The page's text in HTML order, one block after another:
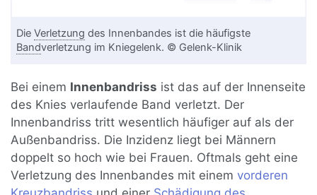
DieVerletzung des Innenbandes ist die häufigste
Bandverletzung im Kniegelenk. © Gelenk-Klinik
Bei einem Innenbandriss ist das auf der Innenseite
des Knies verlaufende Band verletzt. Der
Innenbandriss tritt wesentlich häufiger auf als der
Außenbandriss. Die Inzidenz liegt bei Männern
doppelt so hoch wie bei Frauen. Oftmals geht eine
Verletzung des Innenbandes mit einem vorderen